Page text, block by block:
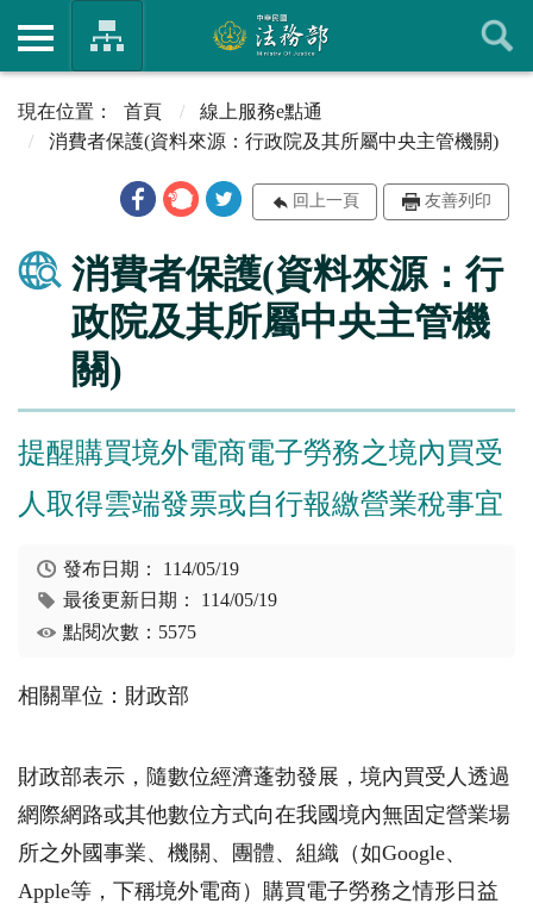
首頁
線上服務e點通
消費者保護(資料來源：行政院及其所屬中央主管機關)
回上一頁 友善列印
消費者保護(資料來源：行
政院及其所屬中央主管機
關)
提醒購買境外電商電子勞務之境內買受
人取得雲端發票或自行報繳營業稅事宜
發布日期： 114/05/19
最後更新日期： 114/05/19
點閱次數：5575
相關單位：財政部
財政部表示，隨數位經濟蓬勃發展，境內買受人透過
網際網路或其他數位方式向在我國境內無固定營業場
所之外國事業、機關、團體、組織（如Google、
Apple等，下稱境外電商）購買電子勞務之情形日益